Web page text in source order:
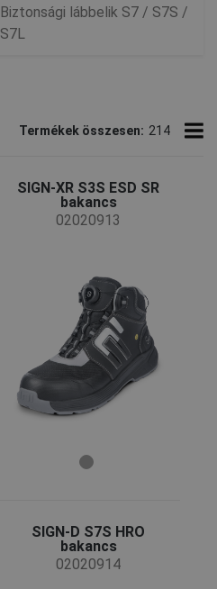
Biztonsági lábbelik S7 / S7S /
S7L
Termékek összesen: 214
SIGN-XR S3S ESD SR
bakancs
02020913
SIGN-D S7S HRO
bakancs
02020914